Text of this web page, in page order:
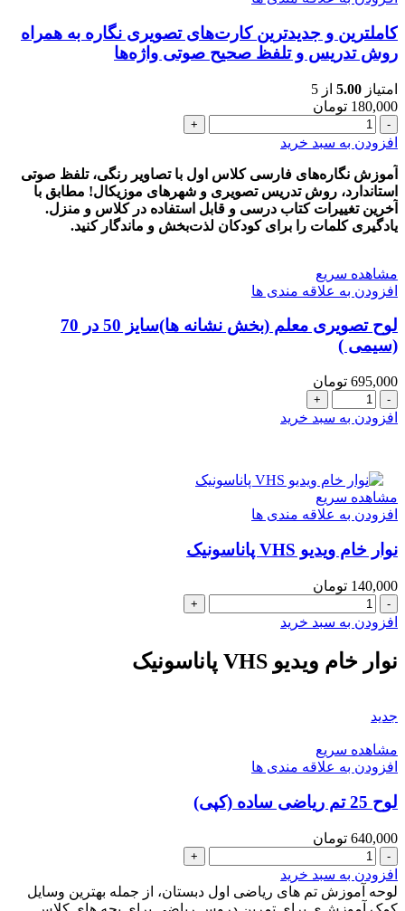
کاملترین و جدیدترین کارت‌های تصویری نگاره به همراه
روش تدریس و تلفظ صحیح صوتی واژه‌ها
امتیاز 5.00 از 5
180,000 تومان
کاملترین
و
کارت‌های
تصویری
نگاره
به
تدریس
و
صحیح
صوتی
عدد
افزودن به سبد خرید
آموزش نگاره‌های فارسی کلاس اول با تصاویر رنگی، تلفظ صوتی
استاندارد، روش تدریس تصویری و شهرهای موزیکال! مطابق با
آخرین تغییرات کتاب درسی و قابل استفاده در کلاس و منزل.
یادگیری کلمات را برای کودکان لذت‌بخش و ماندگار کنید.
مشاهده سریع
افزودن به علاقه مندی ها
لوح تصويری معلم (بخش نشانه ها)سایز 50 در 70
(سیمی )
695,000 تومان
لوح
تصويری
ها)سایز
50
در
(سیمی
عدد
افزودن به سبد خرید
مشاهده سریع
افزودن به علاقه مندی ها
نوار خام ویدیو VHS پاناسونیک
140,000 تومان
نوار
خام
VHS
پاناسونیک
افزودن به سبد خرید
نوار خام ویدیو VHS پاناسونیک
جدید
مشاهده سریع
افزودن به علاقه مندی ها
لوح 25 تم ریاضی ساده (کپی)
640,000 تومان
لوح
25
تم
ریاضی
افزودن به سبد خرید
لوحه آموزش تم های ریاضی اول دبستان، از جمله بهترین وسایل